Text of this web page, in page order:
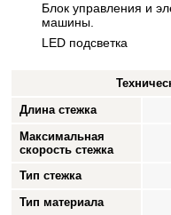
Блок управления и
машины.
LED подсветка
Длина стежка
Максимальная
скорость стежка
Тип стежка
Тип материала